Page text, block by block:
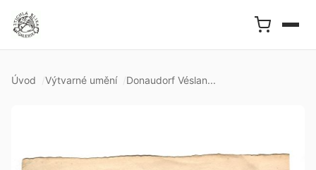
Úvod Výtvarné umění Donaudorf Véslan...